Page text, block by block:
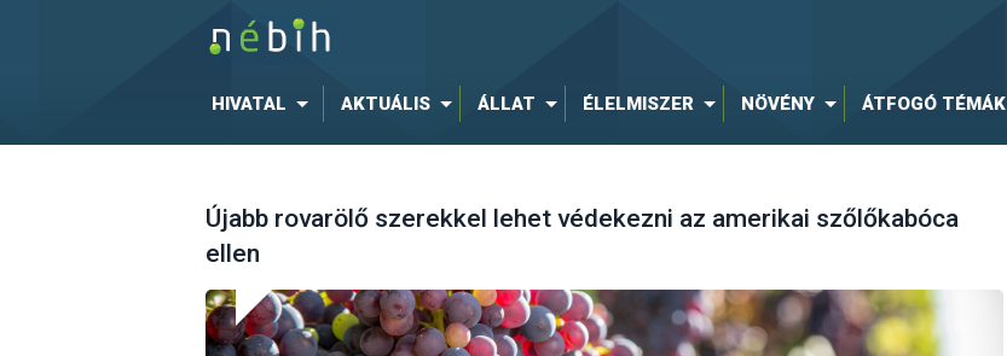
HIVATAL AKTUÁLIS ÁLLAT ÉLELMISZER NÖVÉNY ÁTFOGÓ TÉMÁK
Újabb rovarölő szerekkel lehet védekezni az amerikai szőlőkabóca
ellen